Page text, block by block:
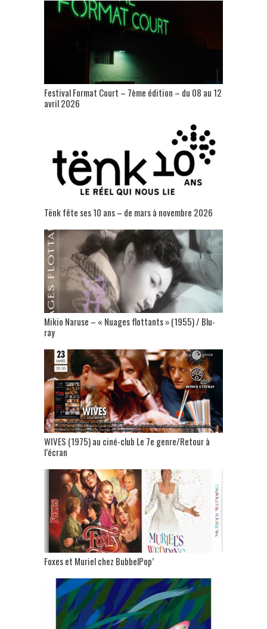
Festival Format Court – 7ème édition – du 08 au 12
avril 2026
Tënk fête ses 10 ans – de mars à novembre 2026
Mikio Naruse – « Nuages flottants » (1955) / Blu-
ray
WIVES (1975) au ciné-club Le 7e genre/Retour à
l’écran
Foxes et Muriel chez BubbelPop’